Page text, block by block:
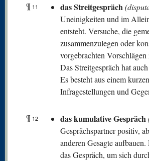
¶ 11 das Streitgespräch
Uneinigkeiten und im
entsteht. Versuche, die
zusammenzulegen oder
vorgebrachten
Das Streitgespräch hat
Es besteht aus einem
Infragestellungen und
¶ 12 das kumulative Gespräch
Gesprächspartner positiv,
anderen Gesagte
das Gespräch, um sich